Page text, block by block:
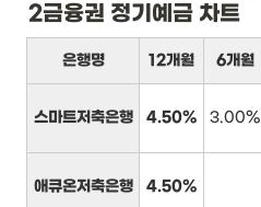
2금융권 정기예금 차트
은행명 12개월 6개월
스마트저축은행 4.50% 3.00%
애큐온저축은행 4.50%